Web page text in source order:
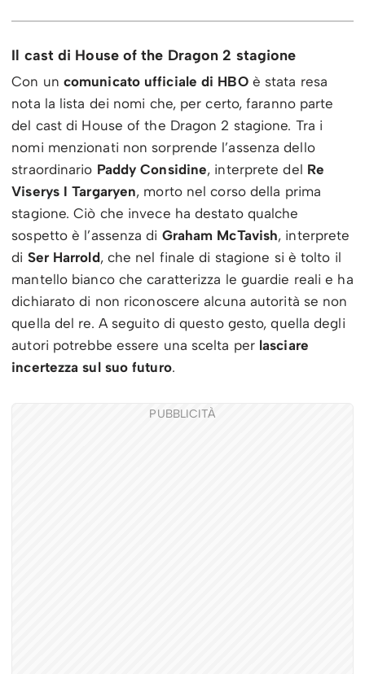
Il cast di House of the Dragon 2 stagione
Con un comunicato ufficiale di HBOè stata resa
nota la lista dei nomi che, per certo, faranno parte
del cast di House of the Dragon 2 stagione. Tra i
nomi menzionati non sorprende l’assenza dello
straordinario Paddy Considine, interprete del Re
Viserys I Targaryen, morto nel corso della prima
stagione. Ciò che invece ha destato qualche
sospetto è l’assenza di Graham McTavish, interprete
di Ser Harrold, che nel finale di stagione si è tolto il
mantello bianco che caratterizza le guardie reali e ha
dichiarato di non riconoscere alcuna autorità se non
quella del re. A seguito di questo gesto, quella degli
autori potrebbe essere una scelta per lasciare
incertezza sul suo futuro.
PUBBLICITÀ